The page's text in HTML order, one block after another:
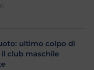
ultimo colpo di
club maschile